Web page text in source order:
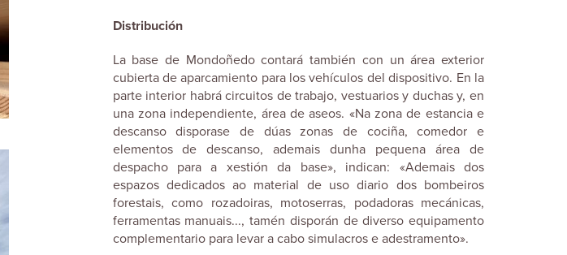
Distribución
La base de Mondoñedo contará también con un área exterior
cubierta de aparcamiento para los vehículos del dispositivo. En la
parte interior habrá circuitos de trabajo, vestuarios y duchas y, en
una zona independiente, área de aseos. «Na zona de estancia e
descanso disporase de dúas zonas de cociña, comedor e
elementos de descanso, ademais dunha pequena área de
despacho para a xestión da base», indican: «Ademais dos
espazos dedicados ao material de uso diario dos bombeiros
forestais, como rozadoiras, motoserras, podadoras mecánicas,
ferramentas manuais..., tamén disporán de diverso equipamento
complementario para levar a cabo simulacros e adestramento».